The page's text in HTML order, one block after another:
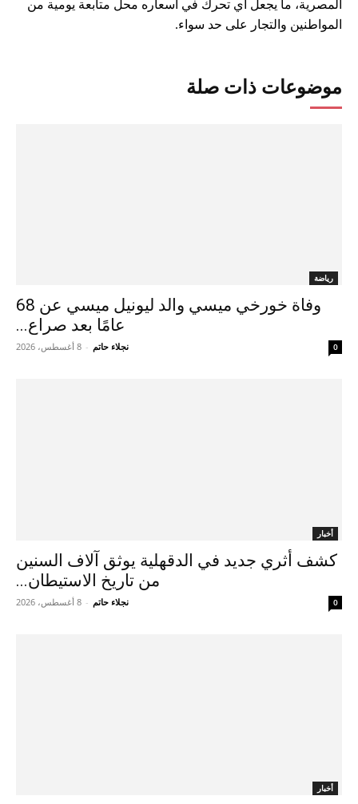
المصرية، ما يجعل أي تحرك في أسعاره محل متابعة يومية من
المواطنين والتجار على حد سواء.
موضوعات ذات صلة
رياضة
وفاة خورخي ميسي والد ليونيل ميسي عن 68
عامًا بعد صراع...
نجلاء حاتم - 8 أغسطس، 2026 0
أخبار
كشف أثري جديد في الدقهلية يوثق آلاف السنين
من تاريخ الاستيطان...
نجلاء حاتم - 8 أغسطس، 2026 0
أخبار